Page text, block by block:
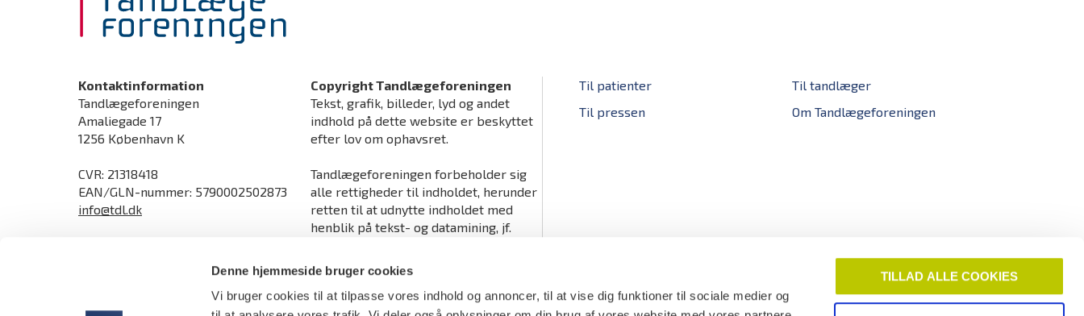
Denne hjemmeside bruger cookies
Vi bruger cookies til at tilpasse vores indhold og annoncer, til at vise dig funktioner til sociale medier og
TILLAD ALLE COOKIES
Kontaktinformation
Tandlægeforeningen
Amaliegade 17
1256 København K
CVR: 21318418
EAN/GLN-nummer: 5790002502873
info@tdl.dk
Send sikker mail og upload dokumenter
Copyright Tandlægeforeningen
Tekst, grafik, billeder, lyd og andet
indhold på dette website er beskyttet
efter lov om ophavsret.
Tandlægeforeningen forbeholder sig
alle rettigheder til indholdet, herunder
retten til at udnytte indholdet med
henblik på tekst- og datamining, jf.
Til patienter
Til tandlæger
Til pressen
Om Tandlægeforeningen